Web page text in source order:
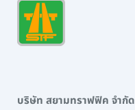
บริษัท สยามทราฟฟิค จำกัด